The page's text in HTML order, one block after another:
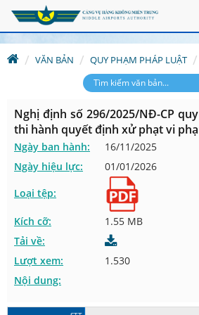
VĂN BẢN QUY PHẠM PHÁP LUẬT
Nghị định số 296/2025/NĐ-CP
thi hành quyết định xử phạt vi
Ngày ban hành:
16/11/2025
Ngày hiệu lực:
01/01/2026
Loại tệp:
Kích cỡ:
1.55 MB
Tải về:
Lượt xem:
1.530
Nội dung: